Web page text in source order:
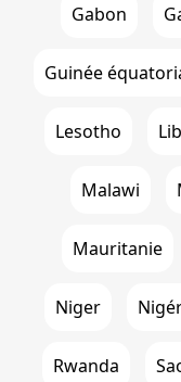
Gabon
Guinée
Lesotho
Malawi
Mauritanie
Niger
Rwanda